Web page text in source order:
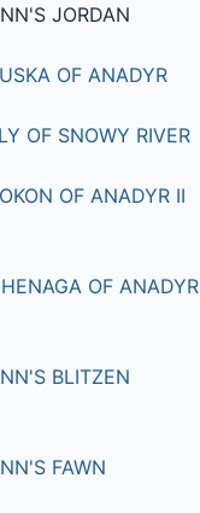
JORDAN
OF ANADYR
OF SNOWY RIVER
OF ANADYR II
OF ANADYR
BLITZEN
FAWN